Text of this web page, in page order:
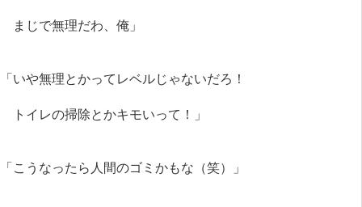
まじで無理だわ、俺」
「いや無理とかってレベルじゃないだろ！
トイレの掃除とかキモいって！」
「こうなったら人間のゴミかもな（笑）」